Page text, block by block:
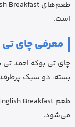
است.
معرفی چای تی
چای تی بوکه احمد
بسته، دو سبک
می‌شود.